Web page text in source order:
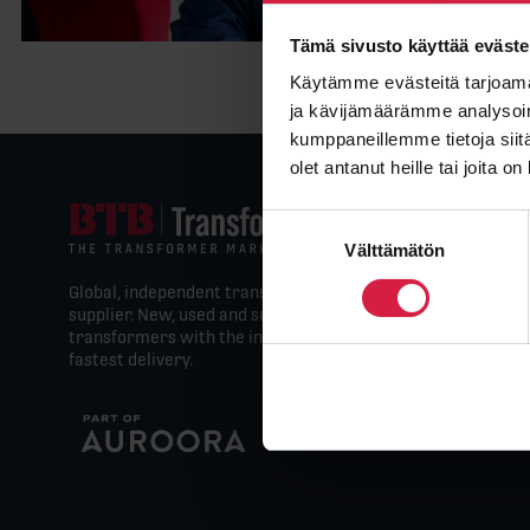
Tämä sivusto käyttää
Käytämme evästeitä
ja kävijämäärämme
kumppaneillemme tietoja
olet antanut heille tai joita
Suostumuksen
valinta
Välttämätön
Global, independent transformer
supplier. New, used and surplus
transformers with the industry’s
fastest delivery.